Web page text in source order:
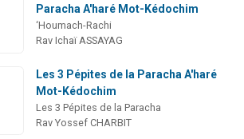
Paracha A'haré Mot-Kédochim
‘Houmach-Rachi
Rav Ichaï ASSAYAG
Les 3 Pépites de la Paracha A'haré
Mot-Kédochim
Les 3 Pépites de la Paracha
Rav Yossef CHARBIT